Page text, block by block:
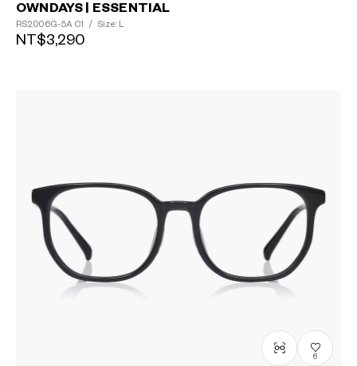
OWNDAYS | ESSENTIAL
RS2006G-5A C1 / Size: L
NT$3,290
6